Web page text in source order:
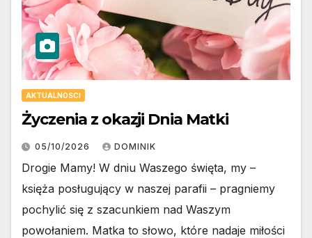
AKTUALNOSCI
Życzenia z okazji Dnia Matki
05/10/2026 DOMINIK
Drogie Mamy! W dniu Waszego święta, my –
księża posługujący w naszej parafii – pragniemy
pochylić się z szacunkiem nad Waszym
powołaniem. Matka to słowo, które nadaje miłości